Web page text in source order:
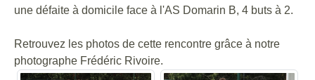
une défaite à domicile face à l'AS Domarin B, 4 buts à 2.
Retrouvez les photos de cette rencontre grâce à notre
photographe Frédéric Rivoire.